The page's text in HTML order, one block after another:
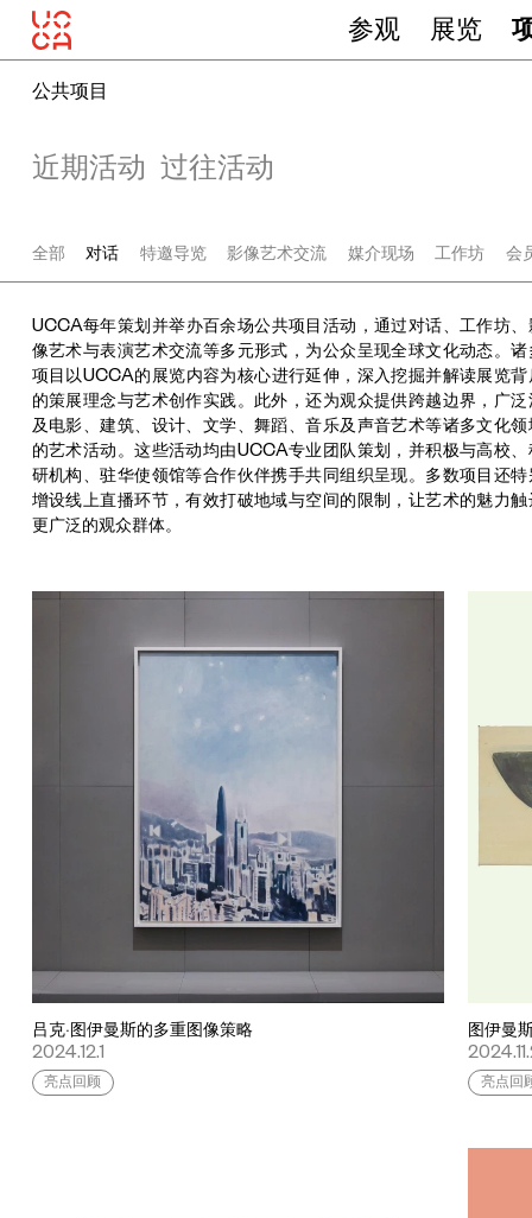
参观 展览
公共项目
近期活动 过往活动
全部 对话 特邀导览 影像艺术交流 媒介现场 工作坊 会
UCCA每年策划并举办百余场公共项目活动，通过对话、工作坊、
像艺术与表演艺术交流等多元形式，为公众呈现全球文化动态。诸
项目以UCCA的展览内容为核心进行延伸，深入挖掘并解读展览背
的策展理念与艺术创作实践。此外，还为观众提供跨越边界，广泛
及电影、建筑、设计、文学、舞蹈、音乐及声音艺术等诸多文化领
的艺术活动。这些活动均由UCCA专业团队策划，并积极与高校、
研机构、驻华使领馆等合作伙伴携手共同组织呈现。多数项目还特
增设线上直播环节，有效打破地域与空间的限制，让艺术的魅力触
更广泛的观众群体。
吕克·图伊曼斯的多重图像策略
2024.12.1
亮点回顾
图伊曼
亮点回